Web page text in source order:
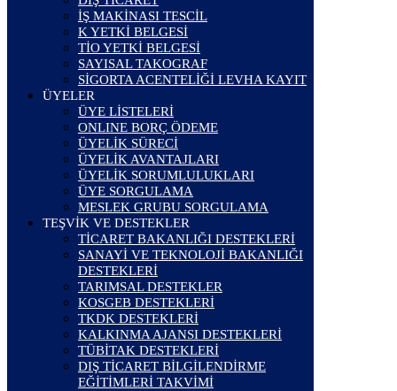
İŞ MAKİNASI TESCİL
K YETKİ BELGESİ
TİO YETKİ BELGESİ
SAYISAL TAKOGRAF
SİGORTA ACENTELİĞİ LEVHA KAYIT
ÜYELER
ÜYE LİSTELERİ
ONLINE BORÇ ÖDEME
ÜYELİK SÜRECİ
ÜYELİK AVANTAJLARI
ÜYELİK SORUMLULUKLARI
ÜYE SORGULAMA
MESLEK GRUBU SORGULAMA
TEŞVİK VE DESTEKLER
TİCARET BAKANLIĞI DESTEKLERİ
SANAYİ VE TEKNOLOJİ BAKANLIĞI
DESTEKLERİ
TARIMSAL DESTEKLER
KOSGEB DESTEKLERİ
TKDK DESTEKLERİ
KALKINMA AJANSI DESTEKLERİ
TÜBİTAK DESTEKLERİ
DIŞ TİCARET BİLGİLENDİRME
EĞİTİMLERİ TAKVİMİ